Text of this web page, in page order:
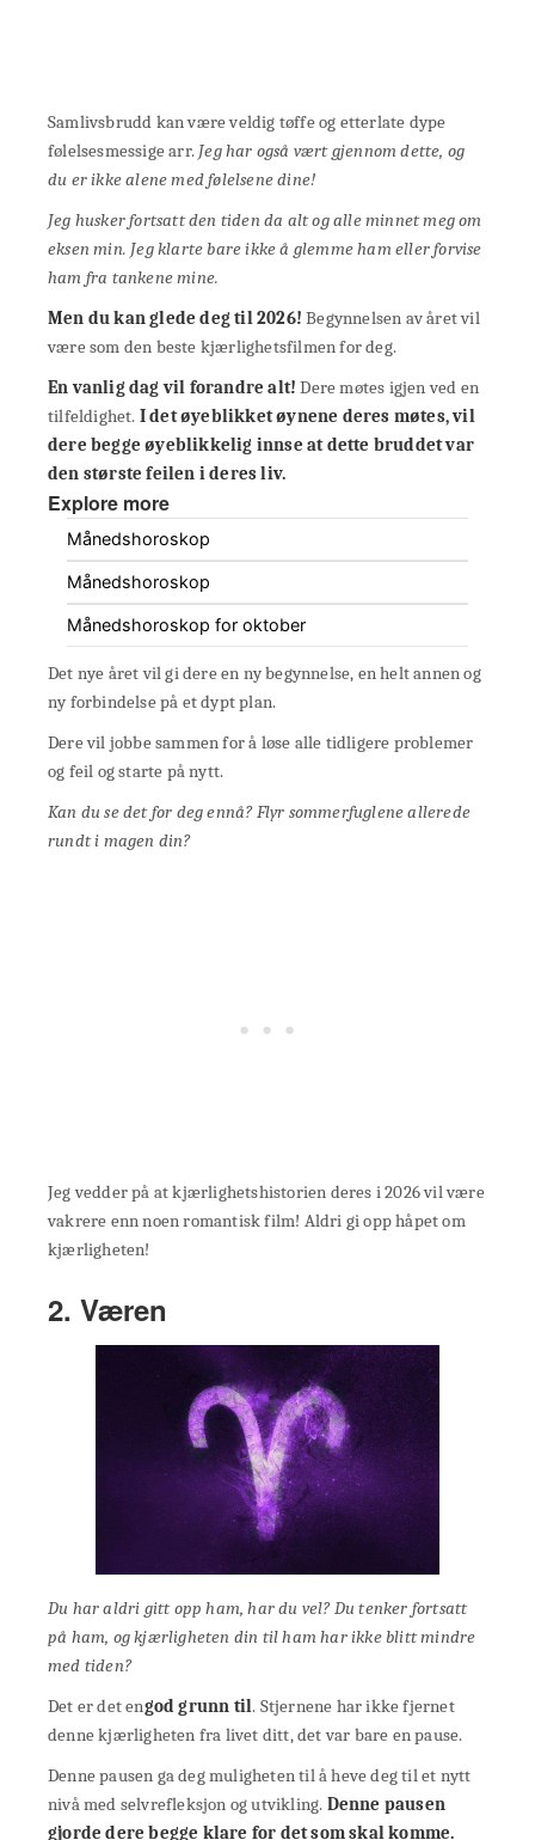
Samlivsbrudd kan være veldig tøffe og etterlate dype
følelsesmessige arr. Jeg har også vært gjennom dette, og
du er ikke alene med følelsene dine!
Jeg husker fortsatt den tiden da alt og alle minnet meg om
eksen min. Jeg klarte bare ikke å glemme ham eller forvise
ham fra tankene mine.
Men du kan glede deg til 2026!Begynnelsen av året vil
være som den beste kjærlighetsfilmen for deg.
En vanlig dag vil forandre alt! Dere møtes igjen ved en
tilfeldighet. I det øyeblikket øynene deres møtes, vil
dere begge øyeblikkelig innse at dette bruddet var
den største feilen i deres liv.
Explore more
Månedshoroskop
Månedshoroskop
Månedshoroskop for oktober
Det nye året vil gi dere en ny begynnelse, en helt annen og
ny forbindelse på et dypt plan.
Dere vil jobbe sammen for å løse alle tidligere problemer
og feil og starte på nytt.
Kan du se det for deg ennå? Flyr sommerfuglene allerede
rundt i magen din?
Jeg vedder på at kjærlighetshistorien deres i 2026 vil være
vakrere enn noen romantisk film! Aldri gi opp håpet om
kjærligheten!
2. Væren
Du har aldri gitt opp ham, har du vel? Du tenker fortsatt
på ham, og kjærligheten din til ham har ikke blitt mindre
med tiden?
Det er det engod grunn til. Stjernene har ikke fjernet
denne kjærligheten fra livet ditt, det var bare en pause.
Denne pausen ga deg muligheten til å heve deg til et nytt
nivå med selvrefleksjon og utvikling. Denne pausen
gjorde dere begge klare for det som skal komme.